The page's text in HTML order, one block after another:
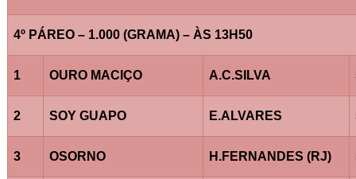
4º PÁREO – 1.000 (GRAMA) – ÀS 13H50
1 OURO MACIÇO A.C.SILVA
2 SOY GUAPO E.ALVARES
3 OSORNO H.FERNANDES (RJ)